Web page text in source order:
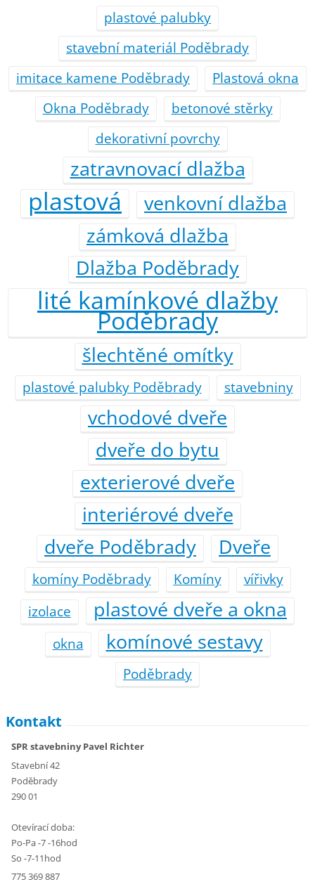
plastové palubky
stavební materiál Poděbrady
imitace kamene Poděbrady
Plastová okna
Okna Poděbrady
betonové stěrky
dekorativní povrchy
zatravnovací dlažba
plastová
venkovní dlažba
zámková dlažba
Dlažba Poděbrady
lité kamínkové dlažby
Poděbrady
šlechtěné omítky
plastové palubky Poděbrady stavebniny
vchodové dveře
dveře do bytu
exterierové dveře
interiérové dveře
dveře Poděbrady
Dveře
komíny Poděbrady Komíny
vířivky
izolace
plastové dveře a okna
okna komínové sestavy
Poděbrady
Kontakt
SPR stavebniny Pavel Richter
Stavební 42
Poděbrady
290 01
Otevírací doba:
Po-Pa -7 -16hod
So -7-11hod
775 369 887